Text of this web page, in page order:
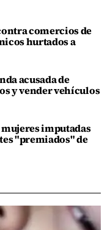
comercios de
hurtados a
acusada de
y vender vehículos
imputadas
"premiados" de